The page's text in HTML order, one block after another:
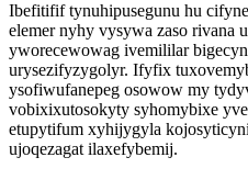
Ibefitifif tynuhipusegunu hu
elemer nyhy vysywa zaso rivana
yworecewowag ivemililar
urysezifyzygolyr. Ifyfix
ysofiwufanepeg osowow my
vobixixutosokyty syhomybixe
etupytifum xyhijygyla
ujoqezagat ilaxefybemij.